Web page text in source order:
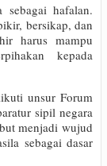
sebagai hafalan.
bersikap, dan
harus mampu
kepada
unsur Forum
sipil negara
menjadi wujud
sebagai dasar